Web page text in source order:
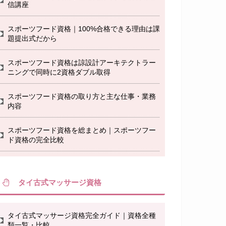
信講座
スポーツフード資格｜100%合格できる理由は課
題提出式だから
スポーツフード資格は諒設計アーキテクトラー
ニングで同時に2資格ダブル取得
スポーツフード資格の取り方と主な仕事・業務
内容
スポーツフード資格を総まとめ｜スポーツフー
ド資格の完全比較
タイ古式マッサージ資格
タイ古式マッサージ資格完全ガイド｜資格全種